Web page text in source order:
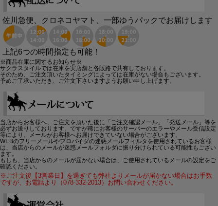
佐川急便、クロネコヤマト、一部ゆうパックでお届けします
上記6つの時間指定も可能！
※商品在庫に関するお知らせ※
サクラスタイルでは在庫を実店舗と各販路で共有しております。
そのため、ご注文頂いたタイミングによっては在庫がない場合もございます。
予めご了承いただき、ご注文下さいますようお願い申し上げます。
当店からお客様へ、ご注文を頂いた後に「ご注文確認メール」「発送メール」等を
必ずお送りしております。ですが稀にお客様のサーバーのエラーやメール受信設定
等により、メールがお客様へお届けできていない場合がございます。
WEBのフリーメールやプロバイダの迷惑メールフィルタを使用されているお客様
は、当店からのメールが迷惑メールフォルダに振り分けられている可能性もござい
ます。
もしも、当店からのメールが届かない場合は、ご使用されているメールの設定をご
確認ください。
※ご注文後【3営業日】を過ぎても弊社よりメールが届かない場合はお手数
ですが、お電話より（078-332-2013）お問い合わせください。